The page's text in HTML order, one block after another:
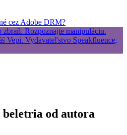
cez Adobe DRM?
od autora